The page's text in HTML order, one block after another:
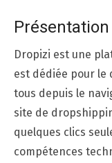
Dropizi est une
est dédiée pour le
tous depuis le
site de
quelques clics
compétences